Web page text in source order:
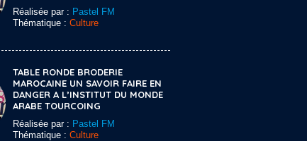
Réalisée par : Pastel FM
Thématique : Culture
TABLE RONDE BRODERIE
MAROCAINE UN SAVOIR FAIRE EN
DANGER A L’INSTITUT DU MONDE
ARABE TOURCOING
Réalisée par : Pastel FM
Thématique : Culture